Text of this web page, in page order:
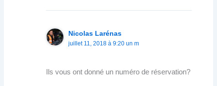
Nicolas Larénas
juillet 11, 2018 à 9:20 un m
Ils vous ont donné un numéro de réservation?